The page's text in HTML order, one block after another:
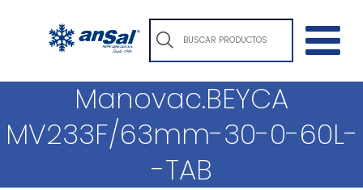
Manovac.BEYCA
MV233F/63mm-30-0-60L-
-TAB